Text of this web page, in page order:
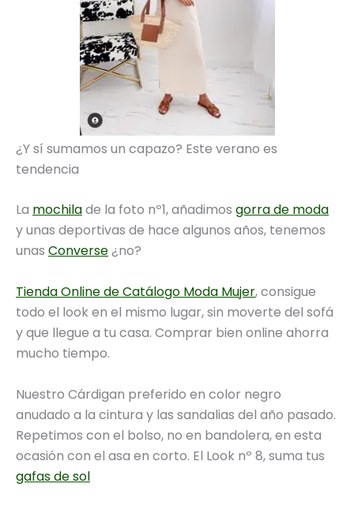
¿Y sí sumamos un capazo? Este verano es
tendencia
La mochilade la foto nº1, añadimos gorra de moda
y unas deportivas de hace algunos años, tenemos
unas Converse¿no?
Tienda Online de Catálogo Moda Mujer, consigue
todo el look en el mismo lugar, sin moverte del sofá
y que llegue a tu casa. Comprar bien online ahorra
mucho tiempo.
Nuestro Cárdigan preferido en color negro
anudado a la cintura y las sandalias del año pasado.
Repetimos con el bolso, no en bandolera, en esta
ocasión con el asa en corto. El Look nº 8, suma tus
gafas de sol